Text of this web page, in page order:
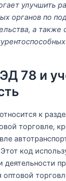
улучшить
органов по
а также
78 и
к
торговле,
код
деятельности